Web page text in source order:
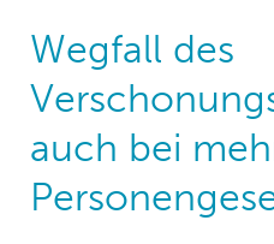
Wegfall des
auch bei